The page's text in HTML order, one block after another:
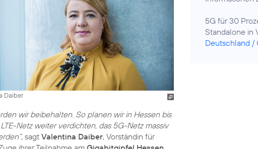
Daiber
wir beibehalten. So planen wir in Hessen bis
Netz weiter verdichten, das 5G-Netz massiv
, sagt Valentina Daiber, Vorständin für
5G für 30
Standalone in
Deutschland /